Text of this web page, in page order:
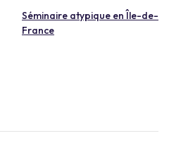
Séminaire atypique en Île-de-
France